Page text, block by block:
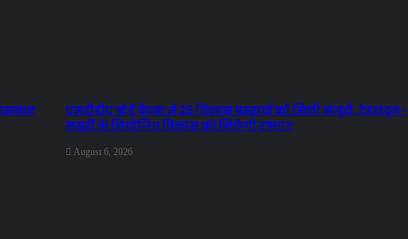
एमडीडीए बोर्ड बैठक में 25 विकास प्रस्तावों को मिली मंजूरी, देहरादून-
मसूरी के नियोजित विकास को मिलेगी रफ्तार
August 6, 2026